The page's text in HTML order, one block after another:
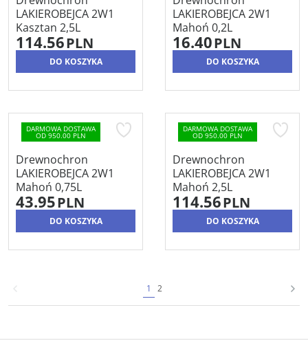
LAKIEROBEJCA 2W1
Kasztan 2,5L
114.56PLN
DO KOSZYKA
LAKIEROBEJCA 2W1
Mahoń 0,2L
16.40PLN
DO KOSZYKA
DARMOWA DOSTAWA
OD 950.00 PLN
Drewnochron
LAKIEROBEJCA 2W1
Mahoń 0,75L
43.95PLN
DO KOSZYKA
DARMOWA DOSTAWA
OD 950.00 PLN
Drewnochron
LAKIEROBEJCA 2W1
Mahoń 2,5L
114.56PLN
DO KOSZYKA
1 2